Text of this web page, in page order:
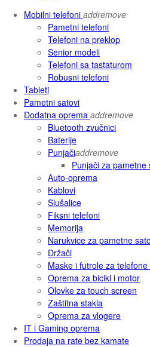
Mobilni telefoni addremove
Pametni telefoni
Telefoni na preklop
Senior modeli
Telefoni sa tastaturom
Robusni telefoni
Tableti
Pametni satovi
Dodatna oprema addremove
Bluetooth zvučnici
Baterije
Punjačiaddremove
Punjači za
Auto-oprema
Kablovi
Slušalice
Fiksni telefoni
Memorija
Narukvice za pametne
Držači
Maske i futrole za
Oprema za bicikl i motor
Olovke za touch screen
Zaštitna stakla
Oprema za vlogere
IT i Gaming oprema
Prodaja na rate bez kamate